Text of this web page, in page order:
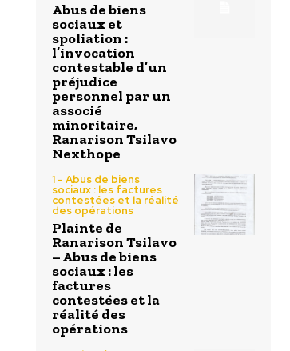
Abus de biens
sociaux et
spoliation :
l’invocation
contestable d’un
préjudice
personnel par un
associé
minoritaire,
Ranarison Tsilavo
Nexthope
1 - Abus de biens
sociaux : les factures
contestées et la réalité
des opérations
Plainte de
Ranarison Tsilavo
– Abus de biens
sociaux : les
factures
contestées et la
réalité des
opérations